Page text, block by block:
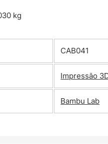
kg
CAB041
Impressão
Bambu Lab